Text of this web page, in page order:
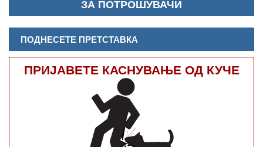
ЗА ПОТРОШУВАЧИ
ПОДНЕСЕТЕ ПРЕТСТАВКА
ПРИЈАВЕТЕ КАСНУВАЊЕ ОД КУЧЕ